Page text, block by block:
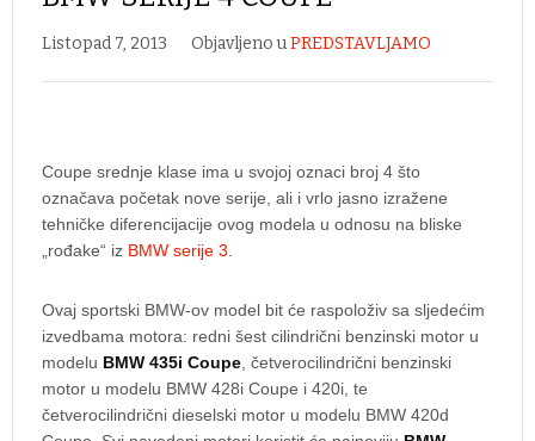
Listopad 7, 2013 Objavljeno uPREDSTAVLJAMO
Coupe srednje klase ima u svojoj oznaci broj 4 što
označava početak nove serije, ali i vrlo jasno izražene
tehničke diferencijacije ovog modela u odnosu na bliske
„rođake“ iz BMW serije 3
Ovaj sportski BMW-ov model bit će raspoloživ sa sljedećim
izvedbama motora: redni šest cilindrični benzinski motor u
modelu BMW 435i Coupe , četverocilindrični benzinski
motor u modelu BMW 428i Coupe i 420i, te
četverocilindrični dieselski motor u modelu BMW 420d